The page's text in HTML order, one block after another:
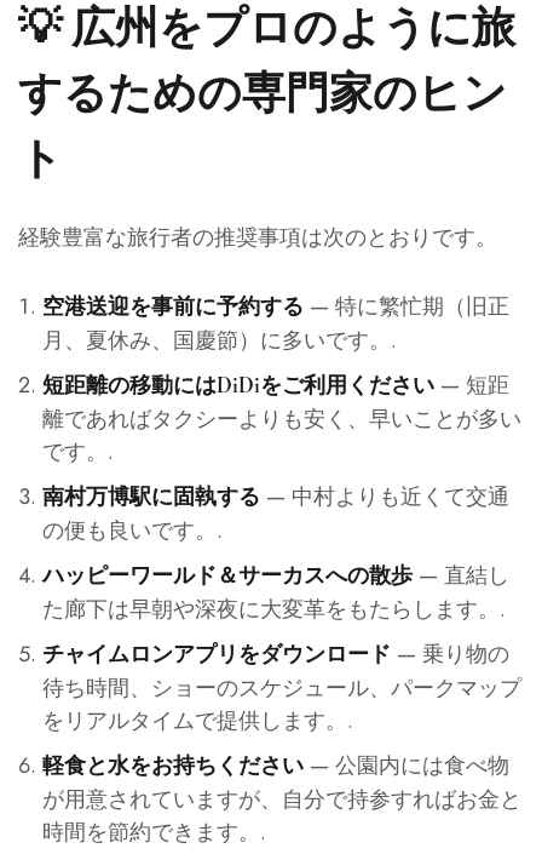
💡 広州をプロのように旅
するための専門家のヒン
ト
経験豊富な旅行者の推奨事項は次のとおりです。
空港送迎を事前に予約する — 特に繁忙期（旧正
月、夏休み、国慶節）に多いです。.
短距離の移動にはDiDiをご利用ください— 短距
離であればタクシーよりも安く、早いことが多い
です。.
南村万博駅に固執する — 中村よりも近くて交通
の便も良いです。.
ハッピーワールド＆サーカスへの散歩— 直結し
た廊下は早朝や深夜に大変革をもたらします。.
チャイムロンアプリをダウンロード — 乗り物の
待ち時間、ショーのスケジュール、パークマップ
をリアルタイムで提供します。.
軽食と水をお持ちください— 公園内には食べ物
が用意されていますが、自分で持参すればお金と
時間を節約できます。.